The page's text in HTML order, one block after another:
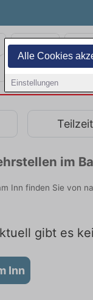
Alle Cookies
Einstellungen
Teilzeit
im
Inn finden Sie von
gibt es
Inn